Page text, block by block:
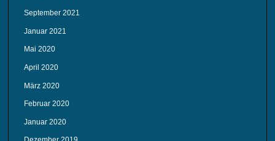
September 2021
Januar 2021
Mai 2020
April 2020
März 2020
Februar 2020
Januar 2020